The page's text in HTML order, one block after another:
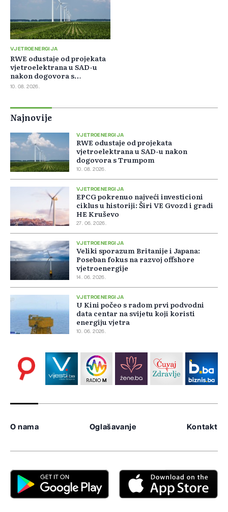
VJETROENERGIJA
RWE odustaje od projekata
vjetroelektrana u SAD-u
nakon dogovora s
Trumpom
10. 08. 2026.
Najnovije
VJETROENERGIJA
RWE odustaje od projekata
vjetroelektrana u SAD-u nakon
dogovora s Trumpom
10. 08. 2026.
VJETROENERGIJA
EPCG pokrenuo najveći investicioni
ciklus u historiji: Širi VE Gvozd i gradi
HE Kruševo
27. 06. 2026.
VJETROENERGIJA
Veliki sporazum Britanije i Japana:
Poseban fokus na razvoj offshore
vjetroenergije
14. 06. 2026.
VJETROENERGIJA
U Kini počeo s radom prvi podvodni
data centar na svijetu koji koristi
energiju vjetra
10. 06. 2026.
O nama Oglašavanje Kontakt